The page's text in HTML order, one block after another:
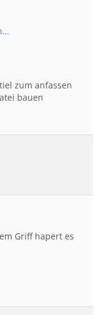
zum anfassen
bauen
Griff hapert es